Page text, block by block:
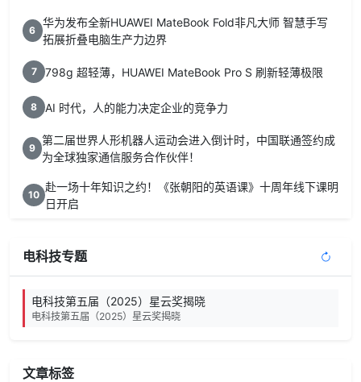
6
华为发布全新HUAWEI MateBook Fold非凡大师 智慧手写
拓展折叠电脑生产力边界
7 798g 超轻薄，HUAWEI MateBook Pro S 刷新轻薄极限
8 AI 时代，人的能力决定企业的竞争力
9
第二届世界人形机器人运动会进入倒计时，中国联通签约成
为全球独家通信服务合作伙伴！
10
赴一场十年知识之约！《张朝阳的英语课》十周年线下课明
日开启
电科技专题
电科技第五届（2025）星云奖揭晓
电科技第五届（2025）星云奖揭晓
文章标签